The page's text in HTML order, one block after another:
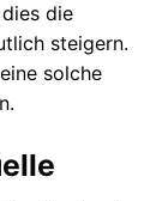
die
steigern.
solche